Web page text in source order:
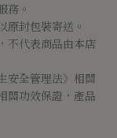
務。
原封包裝寄送。
不代表商品由本店
安全管理法》相關
關功效保證，產品